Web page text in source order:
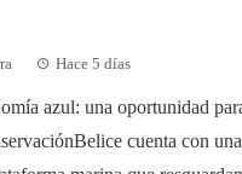
Hace 5 días
azul: una oportunidad
cuenta con